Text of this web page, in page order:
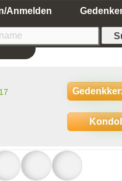
Anmelden